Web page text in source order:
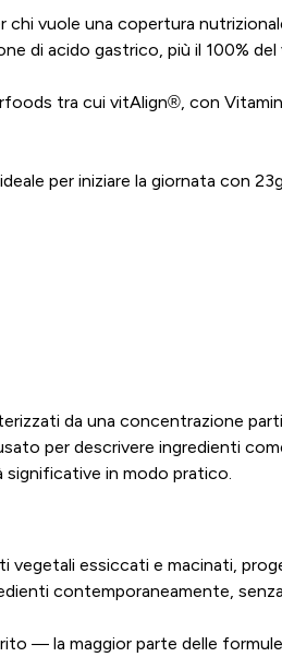
vuole una copertura
di acido gastrico, più il 100%
tra cui vitAlign®, con
per iniziare la giornata con
da una concentrazione
per descrivere ingredienti
in modo pratico.
essiccati e macinati,
contemporaneamente,
— la maggior parte delle